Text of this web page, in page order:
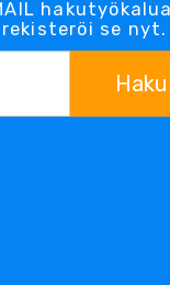
se nyt.
Haku